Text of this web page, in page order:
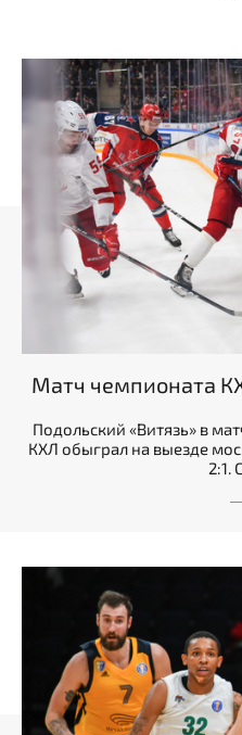
Матч чемпионата
Подольский «Витязь» в
КХЛ обыграл на выезде
2:1.